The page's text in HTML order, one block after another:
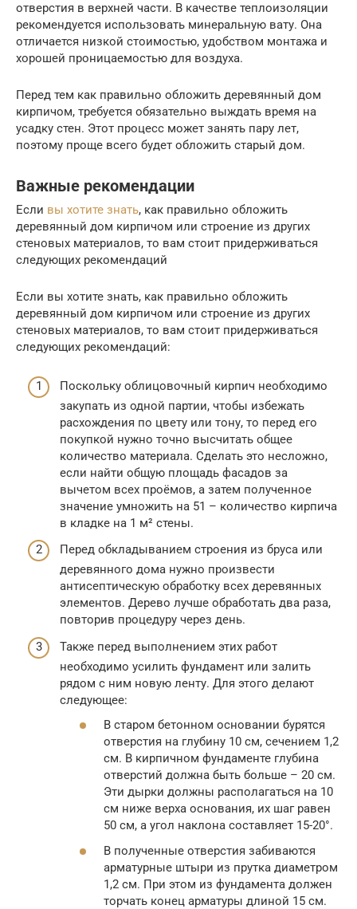
отверстия в верхней части. В качестве теплоизоляции
рекомендуется использовать минеральную вату. Она
отличается низкой стоимостью, удобством монтажа и
хорошей проницаемостью для воздуха.
Перед тем как правильно обложить деревянный дом
кирпичом, требуется обязательно выждать время на
усадку стен. Этот процесс может занять пару лет,
поэтому проще всего будет обложить старый дом.
Важные рекомендации
Если вы хотите знать, как правильно обложить
деревянный дом кирпичом или строение из других
стеновых материалов, то вам стоит придерживаться
следующих рекомендаций
Если вы хотите знать, как правильно обложить
деревянный дом кирпичом или строение из других
стеновых материалов, то вам стоит придерживаться
следующих рекомендаций:
Поскольку облицовочный кирпич необходимо
закупать из одной партии, чтобы избежать
расхождения по цвету или тону, то перед его
покупкой нужно точно высчитать общее
количество материала. Сделать это несложно,
если найти общую площадь фасадов за
вычетом всех проёмов, а затем полученное
значение умножить на 51 – количество кирпича
в кладке на 1 м² стены.
Перед обкладыванием строения из бруса или
деревянного дома нужно произвести
антисептическую обработку всех деревянных
элементов. Дерево лучше обработать два раза,
повторив процедуру через день.
Также перед выполнением этих работ
необходимо усилить фундамент или залить
рядом с ним новую ленту. Для этого делают
следующее:
В старом бетонном основании бурятся
отверстия на глубину 10 см, сечением 1,2
см. В кирпичном фундаменте глубина
отверстий должна быть больше – 20 см.
Эти дырки должны располагаться на 10
см ниже верха основания, их шаг равен
50 см, а угол наклона составляет 15-20°.
В полученные отверстия забиваются
арматурные штыри из прутка диаметром
1,2 см. При этом из фундамента должен
торчать конец арматуры длиной 15 см.